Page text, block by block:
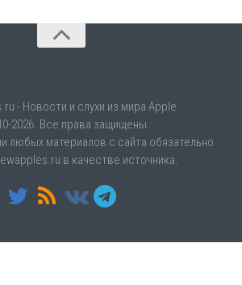
- Новости и слухи из мира Apple
2026. Все права защищены.
любых материалов с сайта обязательно
в качестве источника.